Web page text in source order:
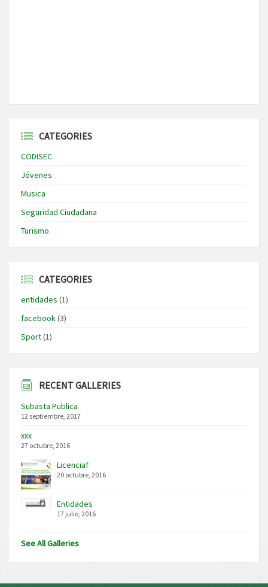
CATEGORIES
CODISEC
Jóvenes
Musica
Seguridad Ciudadana
Turismo
CATEGORIES
entidades (1)
facebook(3)
Sport(1)
RECENT GALLERIES
Subasta Publica
12 septiembre, 2017
xxx
27 octubre, 2016
Licenciaf
20 octubre, 2016
Entidades
17 julio, 2016
See All Galleries